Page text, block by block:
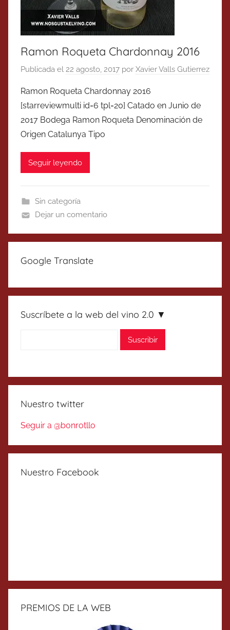
Ramon Roqueta Chardonnay 2016
Publicada el 22 agosto, 2017 por Xavier Valls Gutierrez
Ramon Roqueta Chardonnay 2016
[starreviewmulti id=6 tpl=20] Catado en Junio de
2017 Bodega Ramon Roqueta Denominación de
Origen Catalunya Tipo
Seguir leyendo
Sin categoría
Dejar un comentario
Google Translate
Suscríbete a la web del vino 2.0 ▼
Nuestro twitter
Seguir a @bonrotllo
Nuestro Facebook
PREMIOS DE LA WEB